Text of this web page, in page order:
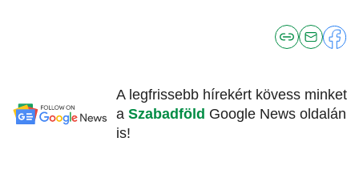
A legfrissebb hírekért kövess minket
a Szabadföld Google News oldalán
is!